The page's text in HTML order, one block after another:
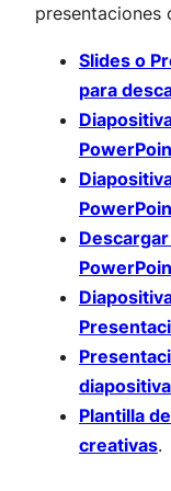
presentaciones
Slides o
para
Plantilla
creativas.